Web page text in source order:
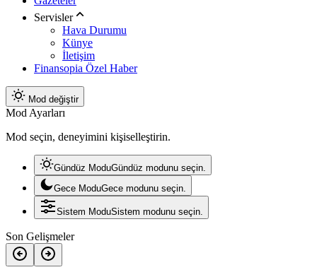
Servisler
Hava Durumu
Künye
İletişim
Finansopia Özel Haber
Mod değiştir
Mod Ayarları
Mod seçin, deneyimini kişiselleştirin.
Gündüz ModuGündüz modunu seçin.
Gece ModuGece modunu seçin.
Sistem ModuSistem modunu seçin.
Son Gelişmeler